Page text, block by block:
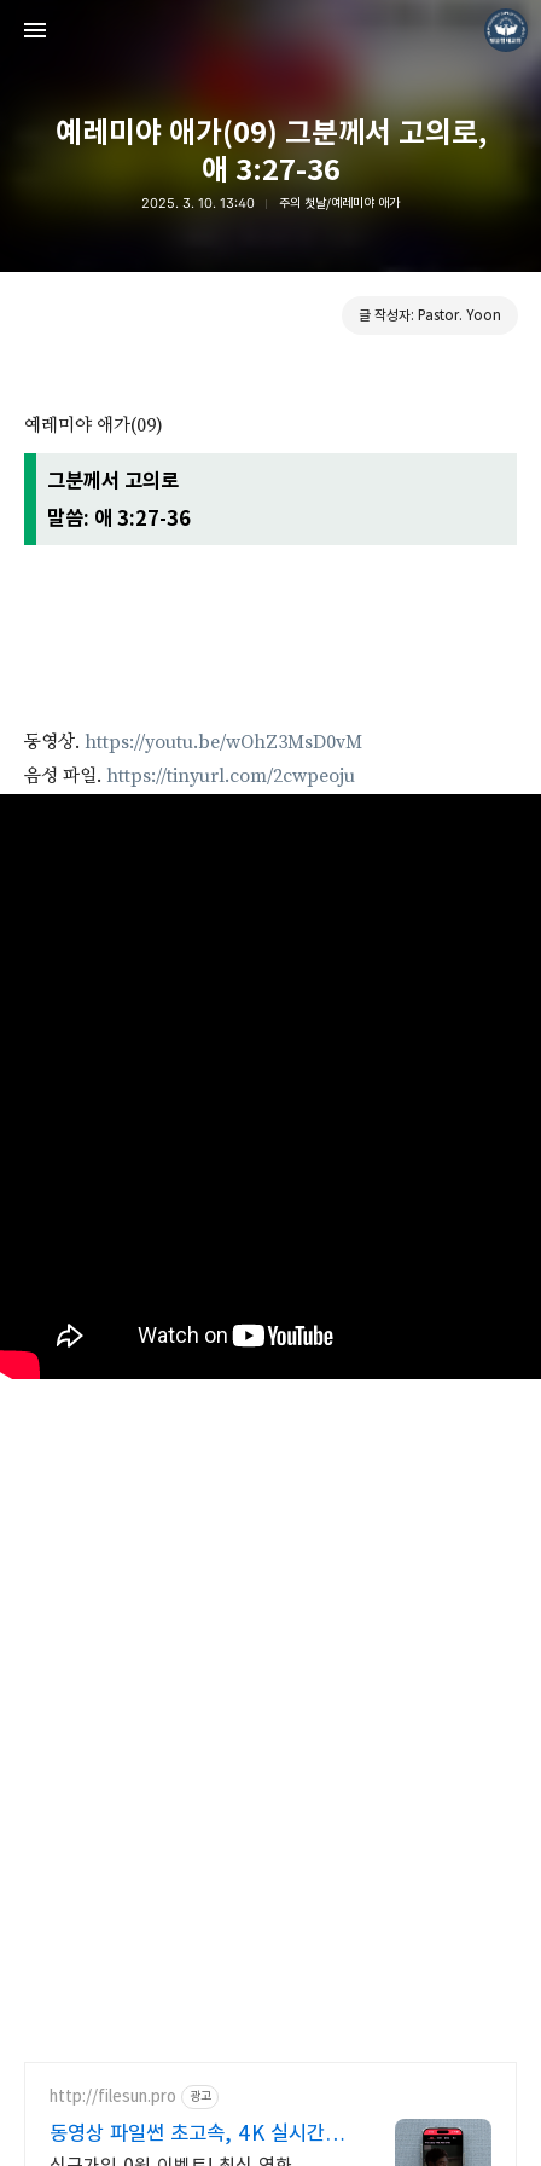
예레미야 애가(09) 그분께서 고의로,
애 3:27-36
2025. 3. 10. 13:40 주의 첫날/예레미야 애가
글 작성자: Pastor. Yoon
예레미야 애가(09)
그분께서 고의로
말씀: 애 3:27-36
동영상. https://youtu.be/wOhZ3MsD0vM
음성 파일. https://tinyurl.com/2cwpeoju
http://filesun.pro 광고
동영상 파일썬 초고속, 4K 실시간
❏말씀침례교회 ❏AV1611.net ❏Peter Yoon